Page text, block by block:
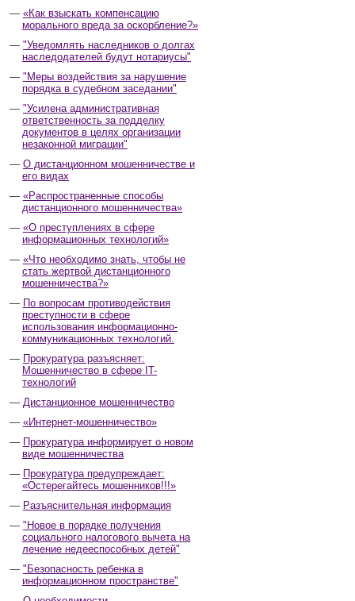
«Как взыскать компенсацию
морального вреда за оскорбление?»
"Уведомлять наследников о долгах
наследодателей будут нотариусы"
"Меры воздействия за нарушение
порядка в судебном заседании"
"Усилена административная
ответственность за подделку
документов в целях организации
незаконной миграции"
О дистанционном мошенничестве и
его видах
«Распространенные способы
дистанционного мошенничества»
«О преступлениях в сфере
информационных технологий»
«Что необходимо знать, чтобы не
стать жертвой дистанционного
мошенничества?»
По вопросам противодействия
преступности в сфере
использования информационно-
коммуникационных технологий.
Прокуратура разъясняет:
Мошенничество в сфере IT-
технологий
Дистанционное мошенничество
«Интернет-мошенничество»
Прокуратура информирует о новом
виде мошенничества
Прокуратура предупреждает:
«Остерегайтесь мошенников!!!»
Разъяснительная информация
"Новое в порядке получения
социального налогового вычета на
лечение недееспособных детей"
"Безопасность ребенка в
информационном пространстве"